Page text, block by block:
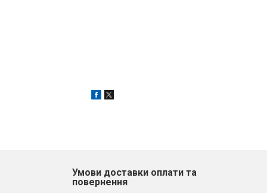
Умови доставки оплати та
повернення